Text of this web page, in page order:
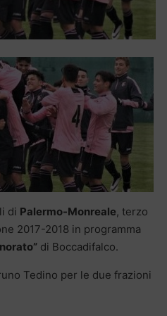
di Palermo-Monreale, terzo
2017-2018 in programma
di Boccadifalco.
Tedino per le due frazioni